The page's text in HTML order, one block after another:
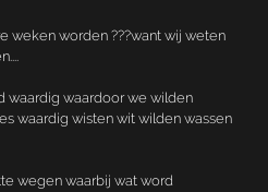
weken worden ???want wij weten
waardig waardoor we wilden
waardig wisten wit wilden wassen
wegen waarbij wat word